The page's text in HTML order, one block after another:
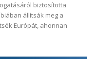
biztosította
állítsák meg a
Európát, ahonnan